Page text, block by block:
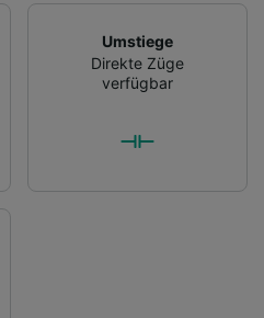
Umstiege
Direkte Züge
verfügbar